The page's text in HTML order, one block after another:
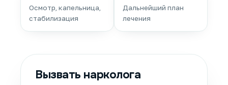
Осмотр, капельница,
стабилизация
Дальнейший план
лечения
Вызвать нарколога